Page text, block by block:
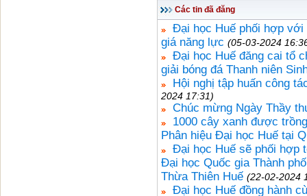
Các tin đã đăng
Đại học Huế phối hợp
giá năng lực (05-03-2024
Đại học Huế đăng cai tổ
giải bóng đá Thanh niên
Hội nghị tập huấn công
2024 17:31)
Chúc mừng Ngày Thầy
1000 cây xanh được
Phân hiệu Đại học Huế tại
Đại học Huế sẽ phối hợp
Đại học Quốc gia Thành
Thừa Thiên Huế (22-02-2024
Đại học Huế đồng hành